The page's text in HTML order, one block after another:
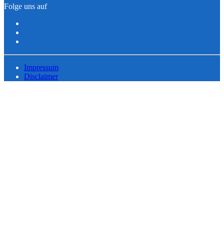
Folge uns auf
Impressum
Disclaimer